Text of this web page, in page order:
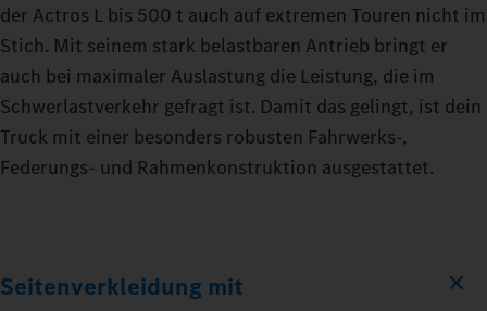
der Actros L bis 500 t auch auf extremen Touren nicht im
Stich. Mit seinem stark belastbaren Antrieb bringt er
auch bei maximaler Auslastung die Leistung, die im
Schwerlastverkehr gefragt ist. Damit das gelingt, ist dein
Truck mit einer besonders robusten Fahrwerks-,
Federungs- und Rahmenkonstruktion ausgestattet.
Seitenverkleidung mit